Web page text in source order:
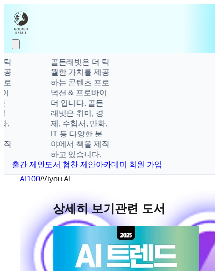
골든래빗은 더 탁
월한 가치를 제공
하는 콘텐츠 프로
덕션 & 프로바이
더 입니다. 골든
래빗은 취미, 경
제, 수험서, 만화,
IT 등 다양한 분
야에서 책을 제작
하고 있습니다.
출간 제안도서 협찬 제안아카데미 회원 가입
AI100/Viyou AI
상세히 보기 관련 도서